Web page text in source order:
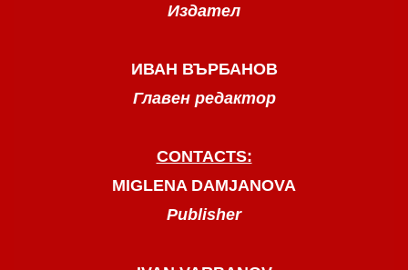
Издател
ИВАН ВЪРБАНОВ
Главен редактор
CONTACTS:
MIGLENA DAMJANOVA
Publisher